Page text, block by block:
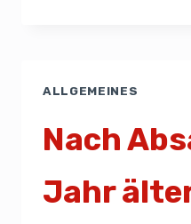
ALLGEMEINES
Nach
Jahr